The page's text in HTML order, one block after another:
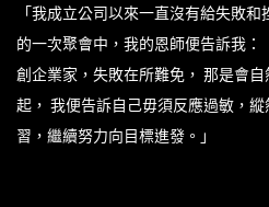
「我成立公司以來一直沒有給失敗
的一次聚會中，我的恩師便告訴我
創企業家，失敗在所難免， 那是會
起， 我便告訴自己毋須反應過敏，
習，繼續努力向目標進發。」